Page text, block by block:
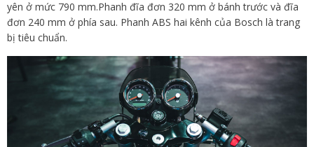
yên ở mức 790 mm.Phanh đĩa đơn 320 mm ở bánh trước và đĩa
đơn 240 mm ở phía sau. Phanh ABS hai kênh của Bosch là trang
bị tiêu chuẩn.